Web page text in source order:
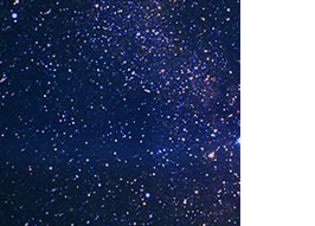
轮胎架 冲压件料架
转向机料架
悬挂料架
减震器料架
前副车架料架
网箱
气瓶料架
卫浴行业